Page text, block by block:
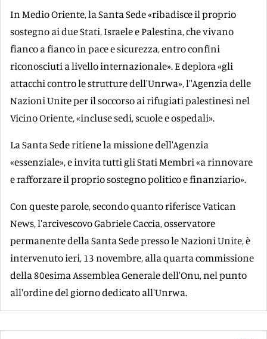
In Medio Oriente, la Santa Sede «ribadisce il proprio
sostegno ai due Stati, Israele e Palestina, che vivano
fianco a fianco in pace e sicurezza, entro confini
riconosciuti a livello internazionale». E deplora «gli
attacchi contro le strutture dell'Unrwa», l''Agenzia delle
Nazioni Unite per il soccorso ai rifugiati palestinesi nel
Vicino Oriente, «incluse sedi, scuole e ospedali».
La Santa Sede ritiene la missione dell'Agenzia
«essenziale», e invita tutti gli Stati Membri «a rinnovare
e rafforzare il proprio sostegno politico e finanziario».
Con queste parole, secondo quanto riferisce Vatican
News, l'arcivescovo Gabriele Caccia, osservatore
permanente della Santa Sede presso le Nazioni Unite, è
intervenuto ieri, 13 novembre, alla quarta commissione
della 80esima Assemblea Generale dell'Onu, nel punto
all'ordine del giorno dedicato all'Unrwa.